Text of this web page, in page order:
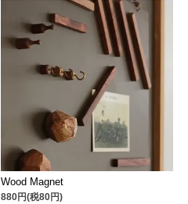
Wood Magnet
880円(税80円)